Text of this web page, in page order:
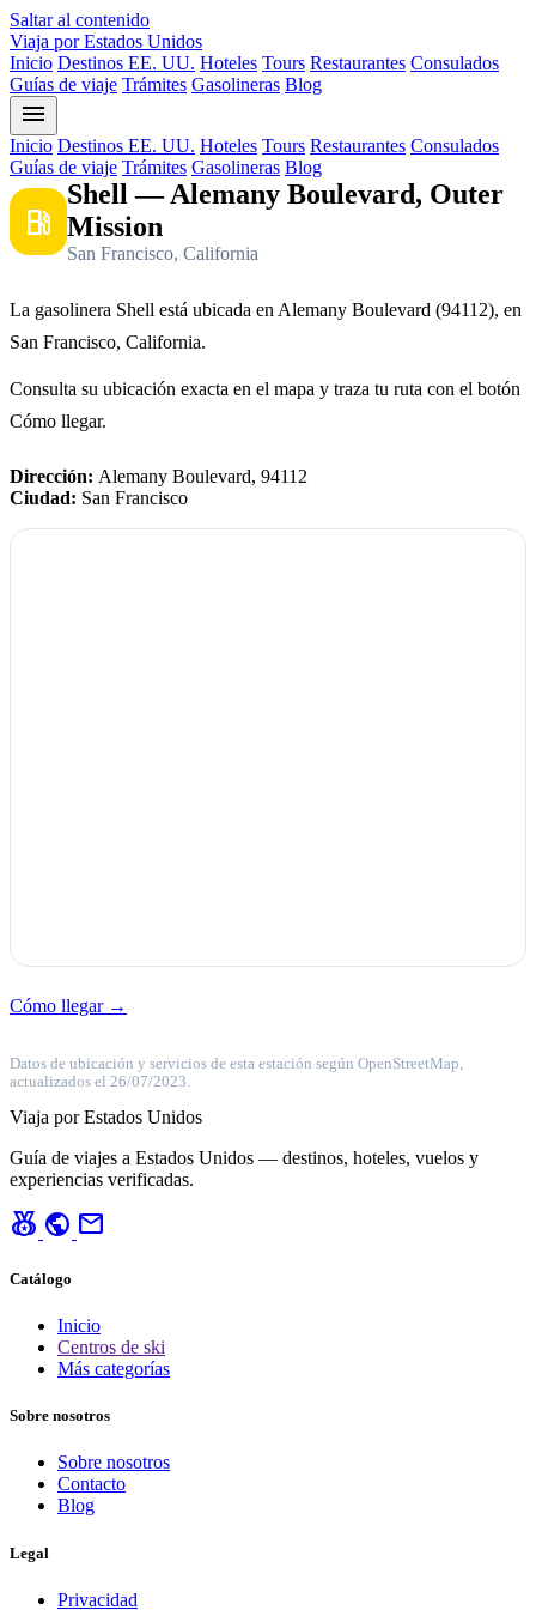
Saltar al contenido
Viaja por Estados Unidos
Inicio Destinos EE. UU. Hoteles Tours Restaurantes Consulados
Guías de viaje Trámites Gasolineras Blog
menu
Inicio Destinos EE. UU. Hoteles Tours Restaurantes Consulados
Guías de viaje Trámites Gasolineras Blog
local_gas_station
Shell — Alemany Boulevard, Outer
Mission
San Francisco, California
La gasolinera Shell está ubicada en Alemany Boulevard (94112), en
San Francisco, California.
Consulta su ubicación exacta en el mapa y traza tu ruta con el botón
Cómo llegar.
Dirección: Alemany Boulevard, 94112
Ciudad: San Francisco
Cómo llegar →
Datos de ubicación y servicios de esta estación según OpenStreetMap,
actualizados el 26/07/2023.
Viaja por Estados Unidos
Guía de viajes a Estados Unidos — destinos, hoteles, vuelos y
experiencias verificadas.
social_leaderboard public mail
Catálogo
Inicio
Centros de ski
Más categorías
Sobre nosotros
Sobre nosotros
Contacto
Blog
Legal
Privacidad